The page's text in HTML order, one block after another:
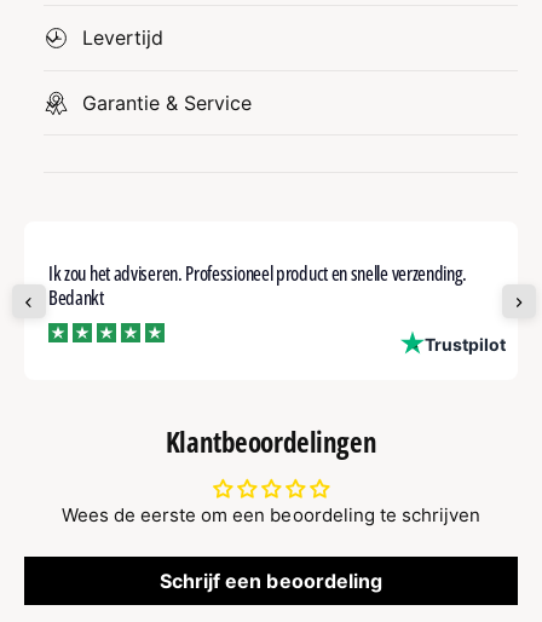
Levertijd
Garantie & Service
Ik zou het adviseren. Professioneel product en snelle verzending.
Bedankt
Trustpilot
Klantbeoordelingen
Wees de eerste om een beoordeling te schrijven
Schrijf een beoordeling